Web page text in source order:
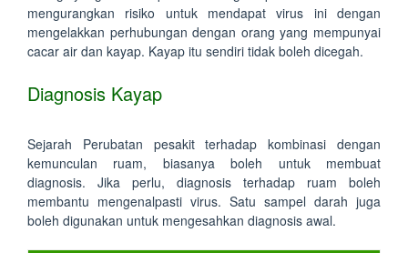
mengurangkan risiko untuk mendapat virus ini dengan
mengelakkan perhubungan dengan orang yang mempunyai
cacar air dan kayap. Kayap itu sendiri tidak boleh dicegah.
Diagnosis Kayap
Sejarah Perubatan pesakit terhadap kombinasi dengan
kemunculan ruam, biasanya boleh untuk membuat
diagnosis. Jika perlu, diagnosis terhadap ruam boleh
membantu mengenalpasti virus. Satu sampel darah juga
boleh digunakan untuk mengesahkan diagnosis awal.